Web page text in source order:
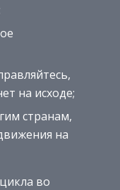
на исходе;
странам,
на
во